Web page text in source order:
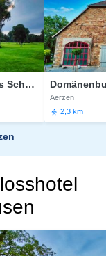
Golfanlage Schloss Schwöbber Domänenburg
Aerzen
2,3 km